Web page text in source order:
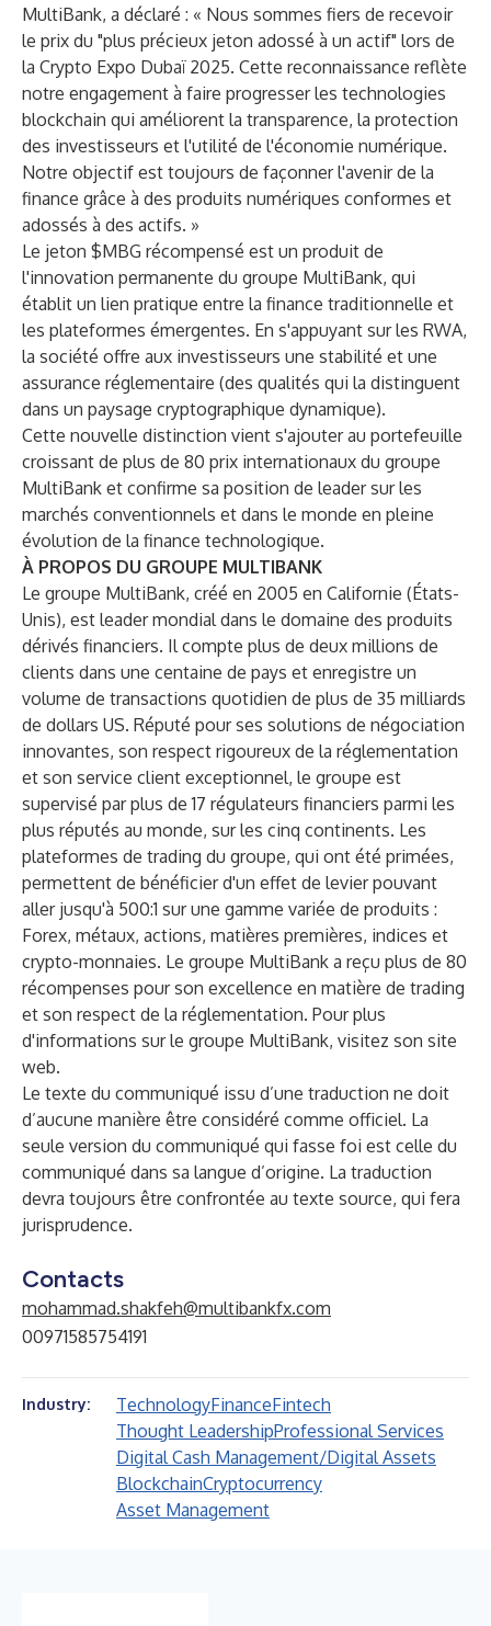
MultiBank, a déclaré : « Nous sommes fiers de recevoir
le prix du "plus précieux jeton adossé à un actif" lors de
la Crypto Expo Dubaï 2025. Cette reconnaissance reflète
notre engagement à faire progresser les technologies
blockchain qui améliorent la transparence, la protection
des investisseurs et l'utilité de l'économie numérique.
Notre objectif est toujours de façonner l'avenir de la
finance grâce à des produits numériques conformes et
adossés à des actifs. »
Le jeton $MBG récompensé est un produit de
l'innovation permanente du groupe MultiBank, qui
établit un lien pratique entre la finance traditionnelle et
les plateformes émergentes. En s'appuyant sur les RWA,
la société offre aux investisseurs une stabilité et une
assurance réglementaire (des qualités qui la distinguent
dans un paysage cryptographique dynamique).
Cette nouvelle distinction vient s'ajouter au portefeuille
croissant de plus de 80 prix internationaux du groupe
MultiBank et confirme sa position de leader sur les
marchés conventionnels et dans le monde en pleine
évolution de la finance technologique.
À PROPOS DU GROUPE MULTIBANK
Le groupe MultiBank, créé en 2005 en Californie (États-
Unis), est leader mondial dans le domaine des produits
dérivés financiers. Il compte plus de deux millions de
clients dans une centaine de pays et enregistre un
volume de transactions quotidien de plus de 35 milliards
de dollars US. Réputé pour ses solutions de négociation
innovantes, son respect rigoureux de la réglementation
et son service client exceptionnel, le groupe est
supervisé par plus de 17 régulateurs financiers parmi les
plus réputés au monde, sur les cinq continents. Les
plateformes de trading du groupe, qui ont été primées,
permettent de bénéficier d'un effet de levier pouvant
aller jusqu'à 500:1 sur une gamme variée de produits :
Forex, métaux, actions, matières premières, indices et
crypto-monnaies. Le groupe MultiBank a reçu plus de 80
récompenses pour son excellence en matière de trading
et son respect de la réglementation. Pour plus
d'informations sur le groupe MultiBank, visitez son site
web.
Le texte du communiqué issu d’une traduction ne doit
d’aucune manière être considéré comme officiel. La
seule version du communiqué qui fasse foi est celle du
communiqué dans sa langue d’origine. La traduction
devra toujours être confrontée au texte source, qui fera
jurisprudence.
Contacts
mohammad.shakfeh@multibankfx.com
00971585754191
Industry: TechnologyFinanceFintech
Thought LeadershipProfessional Services
Digital Cash Management/Digital Assets
BlockchainCryptocurrency
Asset Management